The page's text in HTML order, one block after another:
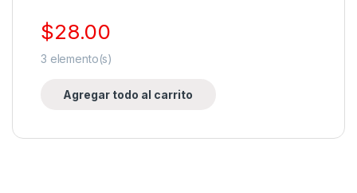
$28.00
3 elemento(s)
Agregar todo al carrito